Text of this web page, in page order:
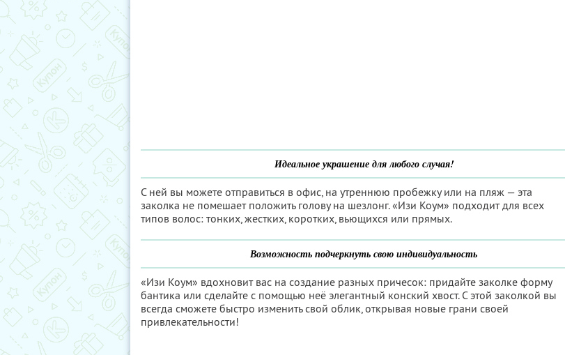
Идеальное украшение для любого случая!
С ней вы можете отправиться в офис, на утреннюю пробежку или на пляж — эта
заколка не помешает положить голову на шезлонг. «Изи Коум» подходит для всех
типов волос: тонких, жестких, коротких, вьющихся или прямых.
Возможность подчеркнуть свою индивидуальность
«Изи Коум» вдохновит вас на создание разных причесок: придайте заколке форму
бантика или сделайте с помощью неё элегантный конский хвост. С этой заколкой вы
всегда сможете быстро изменить свой облик, открывая новые грани своей
привлекательности!